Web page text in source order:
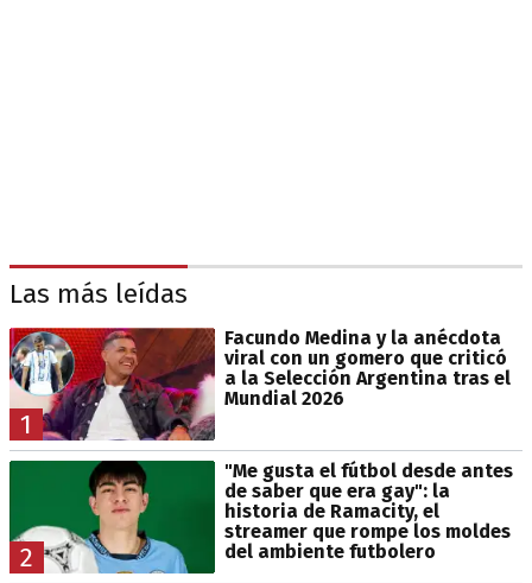
Las más leídas
1
Facundo Medina y la anécdota
viral con un gomero que criticó
a la Selección Argentina tras el
Mundial 2026
2
"Me gusta el fútbol desde antes
de saber que era gay": la
historia de Ramacity, el
streamer que rompe los moldes
del ambiente futbolero